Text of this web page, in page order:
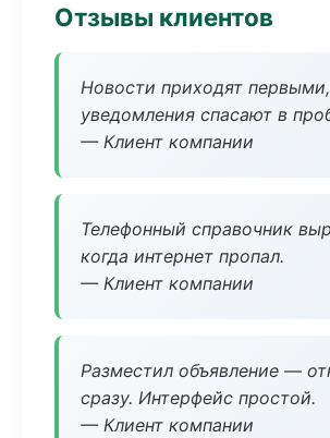
Отзывы клиентов
Новости приходят
уведомления спасают в
— Клиент компании
Телефонный справочник
когда интернет пропал.
— Клиент компании
Разместил объявление —
сразу. Интерфейс простой.
— Клиент компании